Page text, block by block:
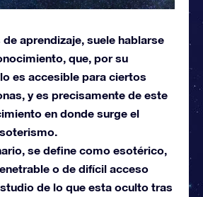
aprendizaje, suele hablarse
que, por su
es accesible para ciertos
y es precisamente de este
en donde surge el
se define como esotérico,
o de difícil acceso
de lo que esta oculto tras